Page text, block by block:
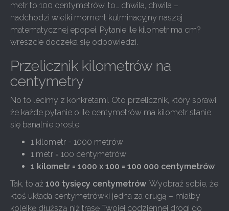
metr to 100 centymetrów, to… chwila, chwila –
nadchodzi wielki moment kulminacyjny naszej
matematycznej epopei. Pytanie ile kilometr ma cm?
wreszcie doczeka się odpowiedzi.
Przelicznik kilometrów na
centymetry
No to lecimy z konkretami. Oto przelicznik, który sprawi,
że każde pytanie o ile centymetrów ma kilometr stanie
się banalnie proste:
1 kilometr = 1000 metrów
1 metr = 100 centymetrów
1 kilometr = 1000 x 100 = 100 000 centymetrów
Tak, to aż 100 tysięcy centymetrów. Wyobraź sobie, że
ktoś układa centymetrówki jedna za drugą – miałby
kolejkę dłuższą niż trasę Twojej codziennej drogi do